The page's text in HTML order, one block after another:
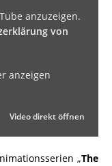
anzuzeigen.
von
anzeigen
Video direkt öffnen
„The